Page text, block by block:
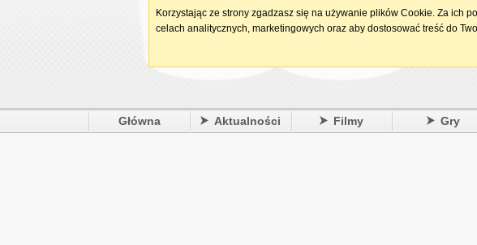
Główna Aktualności Filmy Gry
Korzystając ze strony zgadzasz się na używanie plików Cookie. Za ich
celach analitycznych, marketingowych oraz aby dostosować treść do